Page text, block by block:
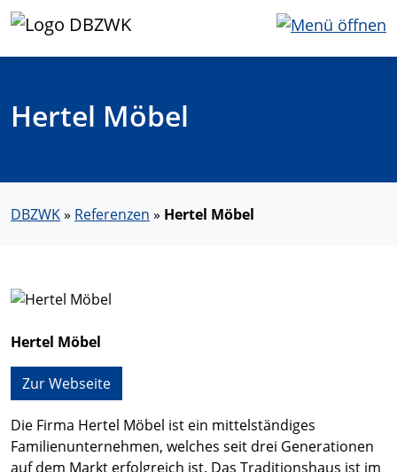
Hertel Möbel
DBZWK» Referenzen » Hertel Möbel
Hertel Möbel
Zur Webseite
Die Firma Hertel Möbel ist ein mittelständiges
Familienunternehmen, welches seit drei Generationen
auf dem Markt erfolgreich ist. Das Traditionshaus ist im